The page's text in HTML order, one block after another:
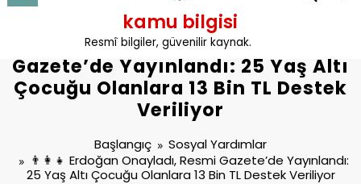
kamu bilgisi
Resmî bilgiler, güvenilir kaynak.
👨‍👩‍👧 Erdoğan Onayladı, Resmi
Gazete’de Yayınlandı: 25 Yaş Altı
Çocuğu Olanlara 13 Bin TL Destek
Veriliyor
Başlangıç
Sosyal Yardımlar
👨‍👩‍👧 Erdoğan Onayladı, Resmi Gazete’de Yayınlandı:
25 Yaş Altı Çocuğu Olanlara 13 Bin TL Destek Veriliyor